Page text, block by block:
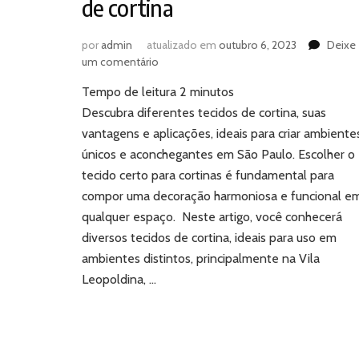
de cortina
poradmin atualizado em outubro 6, 2023
Deixe
um comentário
os
diferentes
tecidos
de
cortina
Tempo de leitura 2 minutos
Descubra diferentes tecidos de cortina, suas
vantagens e aplicações, ideais para criar
únicos e aconchegantes em São Paulo. Escolher o
tecido certo para cortinas é fundamental para
compor uma decoração harmoniosa e funcional
qualquer espaço. Neste artigo, você conhecerá
diversos tecidos de cortina, ideais para uso em
ambientes distintos, principalmente na Vila
Leopoldina, …